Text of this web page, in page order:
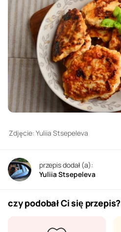
Zdjęcie: Yuliia Stsepeleva
przepis dodał (a):
Yuliia Stsepeleva
czy podobał Ci się przepis?